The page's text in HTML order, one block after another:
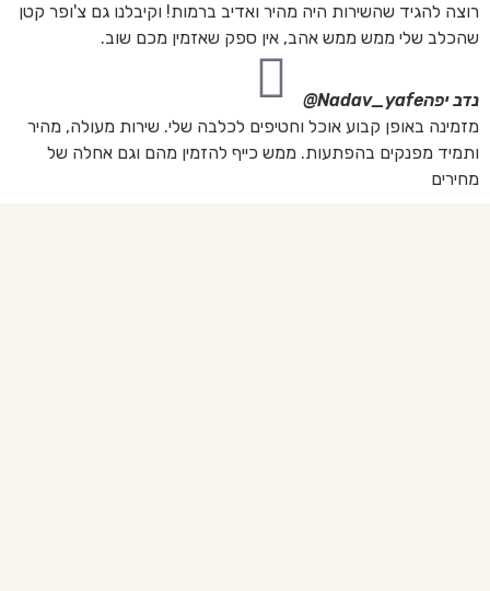
רוצה להגיד שהשירות היה מהיר ואדיב ברמות! וקיבלנו גם צ'ופר קטן
שהכלב שלי ממש ממש אהב, אין ספק שאזמין מכם שוב.
נדב יפהNadav_yafe@
מזמינה באופן קבוע אוכל וחטיפים לכלבה שלי. שירות מעולה, מהיר
ותמיד מפנקים בהפתעות. ממש כייף להזמין מהם וגם אחלה של
מחירים